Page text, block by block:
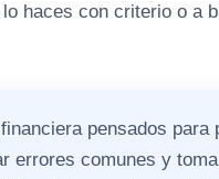
haces con criterio o a
pensados para
errores comunes y